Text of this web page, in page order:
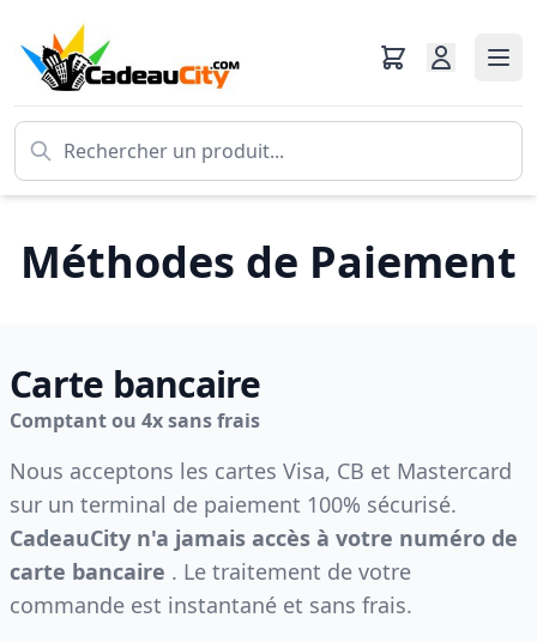
Méthodes de Paiement
Carte bancaire
Comptant ou 4x sans frais
Nous acceptons les cartes Visa, CB et Mastercard
sur un terminal de paiement 100% sécurisé.
CadeauCity n'a jamais accès à votre numéro de
carte bancaire . Le traitement de votre
commande est instantané et sans frais.